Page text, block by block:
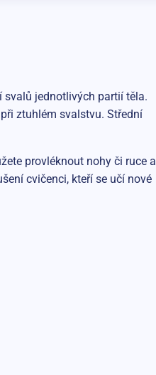
svalů jednotlivých partií těla.
ztuhlém svalstvu. Střední
provléknout nohy či ruce a
cvičenci, kteří se učí nové